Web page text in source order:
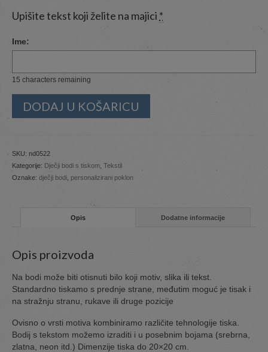
Upišite tekst koji želite na majici *
Ime:
15 characters remaining
DODAJ U KOŠARICU
SKU: nd0522
Kategorije: Dječji bodi s tiskom Tekstil
Oznake: dječji bodi personalizirani poklon
Opis Dodatne informacije
Opis proizvoda
Na bodi može biti otisnuti bilo koji motiv, slika ili tekst.
Standardno tiskamo s prednje strane, međutim moguć je tisak i
na stražnju stranu, rukave ili druge pozicije
Ovisno o vrsti motiva kombiniramo različite tehnologije tiska.
Bodij s tekstom možemo izraditi i u posebnim bojama (srebrna,
zlatna, neon itd.) Dimenzije tiska do 20×20 cm.